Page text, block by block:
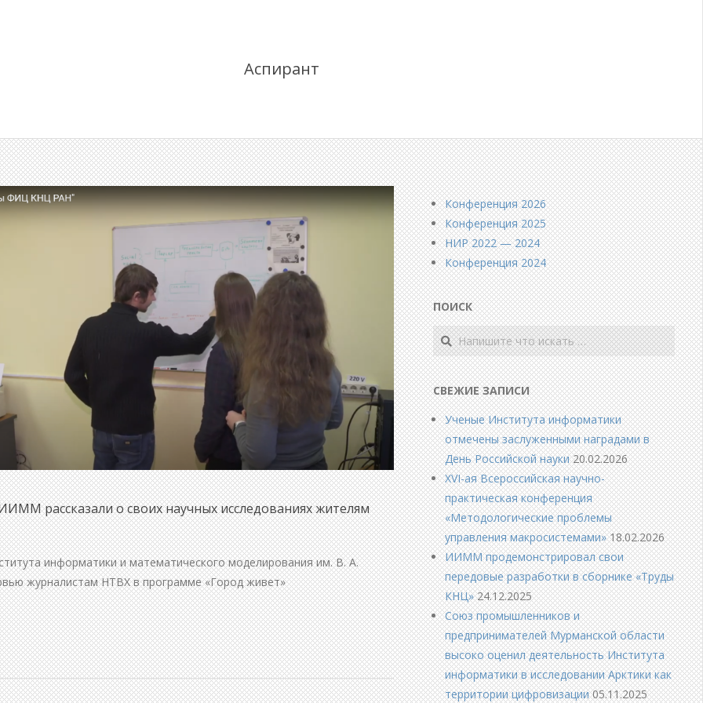
Аспирант
рассказали о своих научных исследованиях жителям
информатики и математического моделирования им. В. А.
журналистам НТВХ в программе «Город живет»
Конференция 2026
Конференция 2025
НИР 2022 — 2024
Конференция 2024
ПОИСК
Поиск
СВЕЖИЕ ЗАПИСИ
Ученые Института информатики
отмечены заслуженными наградами в
День Российской науки 20.02.2026
XVI-ая Всероссийская научно-
практическая конференция
«Методологические проблемы
управления макросистемами» 18.02.2026
ИИММ продемонстрировал свои
передовые разработки в сборнике «Труды
КНЦ» 24.12.2025
Союз промышленников и
предпринимателей Мурманской области
высоко оценил деятельность Института
информатики в исследовании Арктики как
территории цифровизации 05.11.2025